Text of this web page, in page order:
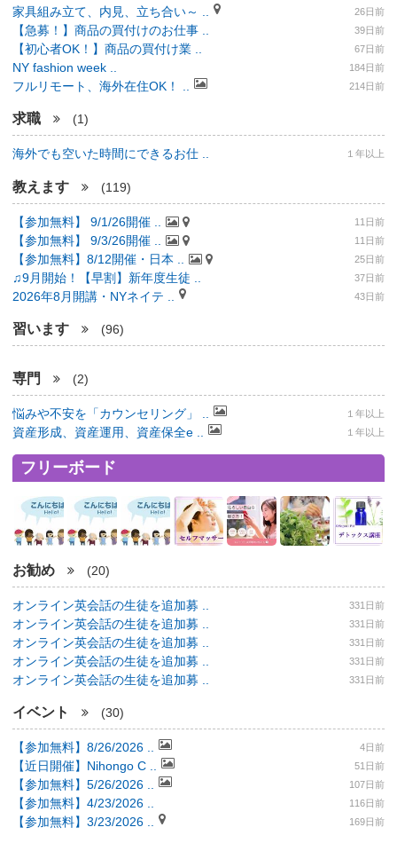
家具組み立て、内見、立ち合い～ .. 26日前
【急募！】商品の買付けのお仕事 .. 39日前
【初心者OK！】商品の買付け業 .. 67日前
NY fashion week .. 184日前
フルリモート、海外在住OK！ .. 214日前
求職 (1)
海外でも空いた時間にできるお仕 .. １年以上
教えます (119)
【参加無料】 9/1/26開催 .. 11日前
【参加無料】 9/3/26開催 .. 11日前
【参加無料】8/12開催・日本 .. 25日前
♫9月開始！【早割】新年度生徒 .. 37日前
2026年8月開講・NYネイテ .. 43日前
習います (96)
専門 (2)
悩みや不安を「カウンセリング」 .. １年以上
資産形成、資産運用、資産保全e .. １年以上
フリーボード
お勧め (20)
オンライン英会話の生徒を追加募 .. 331日前
オンライン英会話の生徒を追加募 .. 331日前
オンライン英会話の生徒を追加募 .. 331日前
オンライン英会話の生徒を追加募 .. 331日前
オンライン英会話の生徒を追加募 .. 331日前
イベント (30)
【参加無料】8/26/2026 .. 4日前
【近日開催】Nihongo C .. 51日前
【参加無料】5/26/2026 .. 107日前
【参加無料】4/23/2026 .. 116日前
【参加無料】3/23/2026 .. 169日前